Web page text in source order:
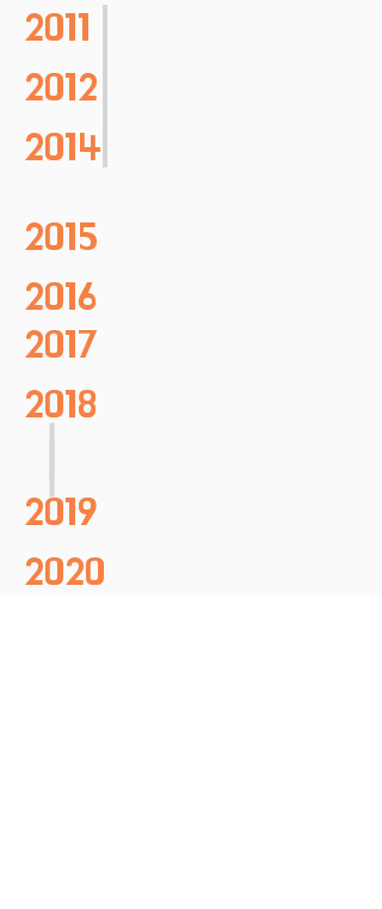
2011
2012
2014
2015
2016
2017
2018
2019
2020